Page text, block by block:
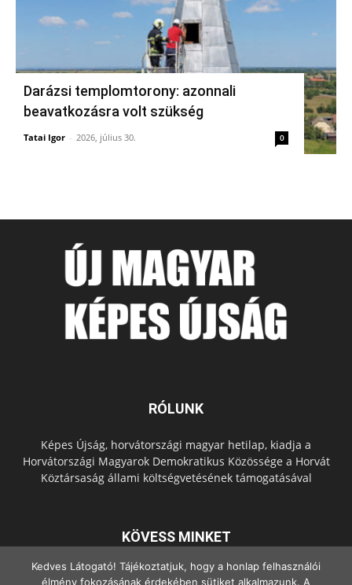
Darázsi templomtorony: azonnali
beavatkozásra volt szükség
Tatai Igor - 2026, július 30. 0
RÓLUNK
Képes Újság, horvátországi magyar hetilap, kiadja a
Horvátországi Magyarok Demokratikus Közössége a Horvát
Köztársaság állami költségvetésének támogatásával
KÖVESS MINKET
Kedves Látogató! Tájékoztatjuk, hogy a honlap felhasználói
élmény fokozásának érdekében sütiket alkalmazunk. A